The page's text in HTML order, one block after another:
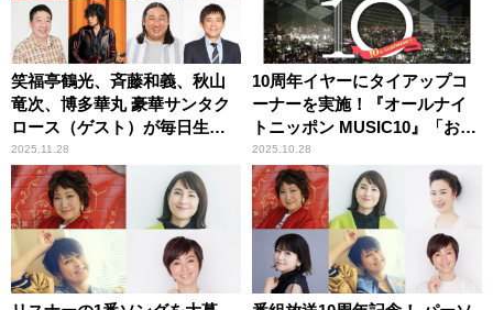
笑福亭鶴光、斉藤和義、秋山
竜次、博多華丸 豪華サンタク
ロース（ゲスト）が毎日生出
演！『オールナイトニッポン
MUSIC10』
2025.11.28
10周年イヤーにタイアップコ
ーナーを実施！『オールナイ
トニッポン MUSIC10』「おそ
うじ本舗 プレゼンツ ココロの
大掃除」
2025.10.28